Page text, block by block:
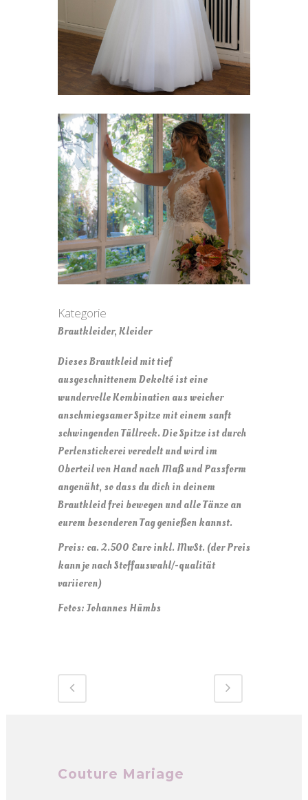
Kategorie
Brautkleider, Kleider
Dieses Brautkleid mit tief
ausgeschnittenem Dekolté ist eine
wundervolle Kombination aus weicher
anschmiegsamer Spitze mit einem sanft
schwingenden Tüllrock. Die Spitze ist durch
Perlenstickerei veredelt und wird im
Oberteil von Hand nach Maß und Passform
angenäht, so dass du dich in deinem
Brautkleid frei bewegen und alle Tänze an
eurem besonderen Tag genießen kannst.
Preis: ca. 2.500 Euro inkl. MwSt. (der Preis
kann je nach Stoffauswahl/-qualität
variieren)
Fotos: Johannes Hümbs
Couture Mariage